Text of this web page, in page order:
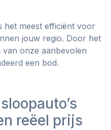
het meest efficiënt voor
jouw regio. Door het
onze aanbevolen
een bod.
reëel prijs